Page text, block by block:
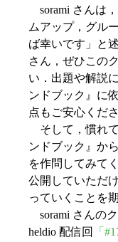
sorami さんは
ムアップ，グル
ば幸いです」と
さん，ぜひこの
い．出題や解説
ンドブック』に
点もご安心くださ
そして，慣れ
ンドブック』か
を作問してみて
公開していただ
っていくことを
sorami さんの
heldio 配信回
「